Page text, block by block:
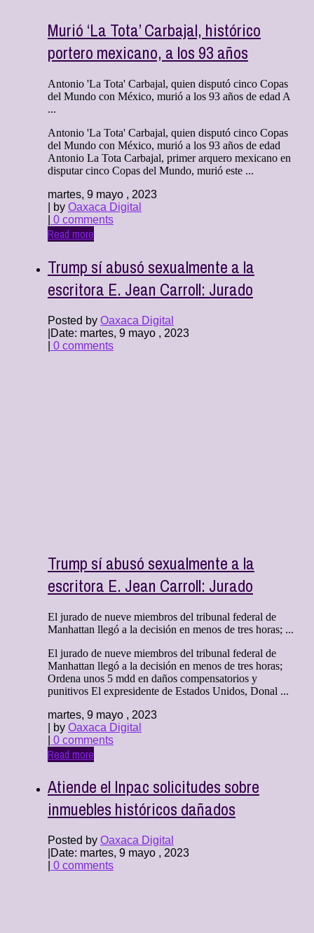
Murió ‘La Tota’ Carbajal, histórico
portero mexicano, a los 93 años
Antonio 'La Tota' Carbajal, quien disputó cinco Copas
del Mundo con México, murió a los 93 años de edad A
...
Antonio 'La Tota' Carbajal, quien disputó cinco Copas
del Mundo con México, murió a los 93 años de edad
Antonio La Tota Carbajal, primer arquero mexicano en
disputar cinco Copas del Mundo, murió este ...
martes, 9 mayo , 2023
| by Oaxaca Digital
0 comments
Read more
Trump sí abusó sexualmente a la
escritora E. Jean Carroll: Jurado
Posted by Oaxaca Digital
Date: martes, 9 mayo , 2023
0 comments
Trump sí abusó sexualmente a la
escritora E. Jean Carroll: Jurado
El jurado de nueve miembros del tribunal federal de
Manhattan llegó a la decisión en menos de tres horas; ...
El jurado de nueve miembros del tribunal federal de
Manhattan llegó a la decisión en menos de tres horas;
Ordena unos 5 mdd en daños compensatorios y
punitivos El expresidente de Estados Unidos, Donal ...
martes, 9 mayo , 2023
| by Oaxaca Digital
0 comments
Read more
Atiende el Inpac solicitudes sobre
inmuebles históricos dañados
Posted by Oaxaca Digital
Date: martes, 9 mayo , 2023
0 comments